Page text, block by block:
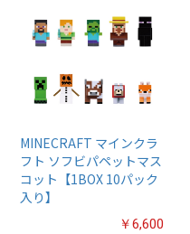
MINECRAFT マインクラ
フト ソフビパペットマス
コット【1BOX 10パック
入り】
￥6,600